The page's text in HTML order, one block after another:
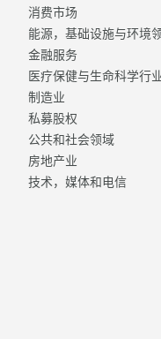
消费市场
能源，基础设施与环境
金融服务
医疗保健与生命科学行
制造业
私募股权
公共和社会领域
房地产业
技术，媒体和电信